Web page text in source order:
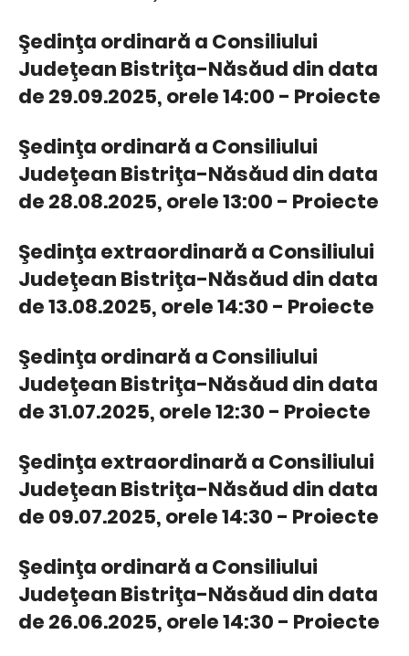
Şedinţa ordinară a Consiliului
Judeţean Bistriţa-Năsăud din data
de 29.09.2025, orele 14:00 - Proiecte
Şedinţa ordinară a Consiliului
Judeţean Bistriţa-Năsăud din data
de 28.08.2025, orele 13:00 - Proiecte
Şedinţa extraordinară a Consiliului
Judeţean Bistriţa-Năsăud din data
de 13.08.2025, orele 14:30 - Proiecte
Şedinţa ordinară a Consiliului
Judeţean Bistriţa-Năsăud din data
de 31.07.2025, orele 12:30 - Proiecte
Şedinţa extraordinară a Consiliului
Judeţean Bistriţa-Năsăud din data
de 09.07.2025, orele 14:30 - Proiecte
Şedinţa ordinară a Consiliului
Judeţean Bistriţa-Năsăud din data
de 26.06.2025, orele 14:30 - Proiecte